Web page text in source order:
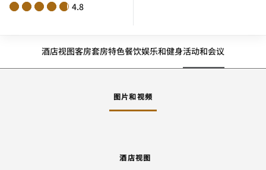
4.8
酒店视图客房套房特色餐饮娱乐和健身活动和会议
图片和视频
酒店视图